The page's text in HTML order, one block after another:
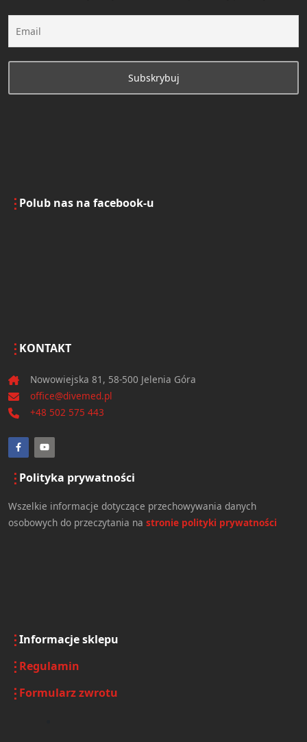
Polub nas na facebook-u
KONTAKT
Nowowiejska 81, 58-500 Jelenia Góra
office@divemed.pl
+48 502 575 443
Polityka prywatności
Wszelkie informacje dotyczące przechowywania danych
osobowych do przeczytania na stronie polityki prywatności
Informacje sklepu
Regulamin
Formularz zwrotu